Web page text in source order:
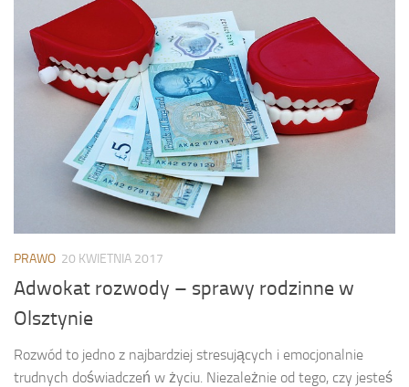
PRAWO 20 KWIETNIA 2017
Adwokat rozwody – sprawy rodzinne w
Olsztynie
Rozwód to jedno z najbardziej stresujących i emocjonalnie
trudnych doświadczeń w życiu. Niezależnie od tego, czy jesteś